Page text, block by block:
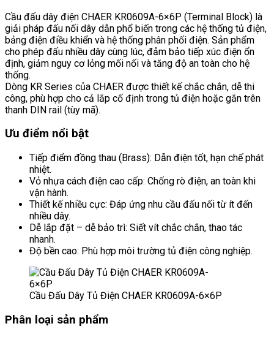
Cầu đấu dây điện CHAER KR0609A-6×6P (Terminal Block) là
giải pháp đấu nối dây dẫn phổ biến trong các hệ thống tủ điện,
bảng điện điều khiển và hệ thống phân phối điện. Sản phẩm
cho phép đấu nhiều dây cùng lúc, đảm bảo tiếp xúc điện ổn
định, giảm nguy cơ lỏng mối nối và tăng độ an toàn cho hệ
thống.
Dòng KR Series của CHAER được thiết kế chắc chắn, dễ thi
công, phù hợp cho cả lắp cố định trong tủ điện hoặc gắn trên
thanh DIN rail (tùy mã).
Ưu điểm nổi bật
Tiếp điểm đồng thau (Brass): Dẫn điện tốt, hạn chế phát
nhiệt.
Vỏ nhựa cách điện cao cấp: Chống rò điện, an toàn khi
vận hành.
Thiết kế nhiều cực: Đáp ứng nhu cầu đấu nối từ ít đến
nhiều dây.
Dễ lắp đặt – dễ bảo trì: Siết vít chắc chắn, thao tác
nhanh.
Độ bền cao: Phù hợp môi trường tủ điện công nghiệp.
Cầu Đấu Dây Tủ Điện CHAER KR0609A-6×6P
Phân loại sản phẩm